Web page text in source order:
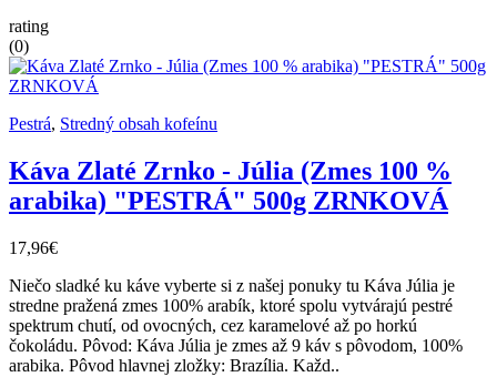
rating
(0)
Pestrá, Stredný obsah kofeínu
Káva Zlaté Zrnko - Júlia (Zmes 100 %
arabika) "PESTRÁ" 500g ZRNKOVÁ
17,96€
Niečo sladké ku káve vyberte si z našej ponuky tu Káva Júlia je
stredne pražená zmes 100% arabík, ktoré spolu vytvárajú pestré
spektrum chutí, od ovocných, cez karamelové až po horkú
čokoládu. Pôvod: Káva Júlia je zmes až 9 káv s pôvodom, 100%
arabika. Pôvod hlavnej zložky: Brazília. Každ..